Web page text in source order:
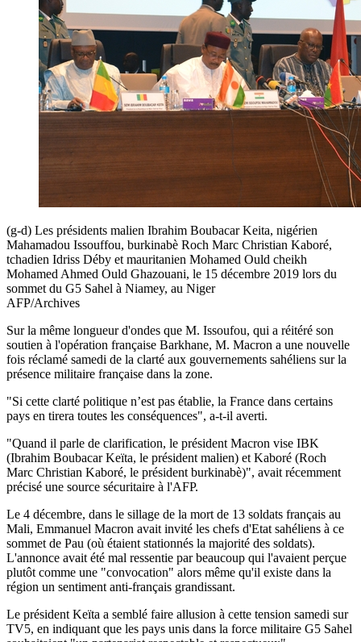
(g-d) Les présidents malien Ibrahim Boubacar Keita, nigérien
Mahamadou Issouffou, burkinabè Roch Marc Christian Kaboré,
tchadien Idriss Déby et mauritanien Mohamed Ould cheikh
Mohamed Ahmed Ould Ghazouani, le 15 décembre 2019 lors du
sommet du G5 Sahel à Niamey, au Niger
AFP/Archives
Sur la même longueur d'ondes que M. Issoufou, qui a réitéré son
soutien à l'opération française Barkhane, M. Macron a une nouvelle
fois réclamé samedi de la clarté aux gouvernements sahéliens sur la
présence militaire française dans la zone.
"Si cette clarté politique n’est pas établie, la France dans certains
pays en tirera toutes les conséquences", a-t-il averti.
"Quand il parle de clarification, le président Macron vise IBK
(Ibrahim Boubacar Keïta, le président malien) et Kaboré (Roch
Marc Christian Kaboré, le président burkinabè)", avait récemment
précisé une source sécuritaire à l'AFP.
Le 4 décembre, dans le sillage de la mort de 13 soldats français au
Mali, Emmanuel Macron avait invité les chefs d'Etat sahéliens à ce
sommet de Pau (où étaient stationnés la majorité des soldats).
L'annonce avait été mal ressentie par beaucoup qui l'avaient perçue
plutôt comme une "convocation" alors même qu'il existe dans la
région un sentiment anti-français grandissant.
Le président Keïta a semblé faire allusion à cette tension samedi sur
TV5, en indiquant que les pays unis dans la force militaire G5 Sahel